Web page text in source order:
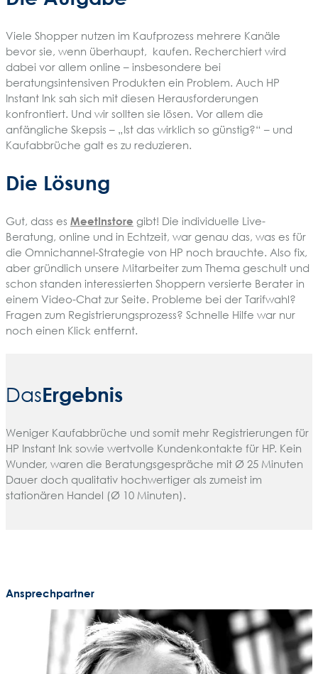
Viele Shopper nutzen im Kaufprozess mehrere Kanäle
bevor sie, wenn überhaupt, kaufen. Recherchiert wird
dabei vor allem online – insbesondere bei
beratungsintensiven Produkten ein Problem. Auch HP
Instant Ink sah sich mit diesen Herausforderungen
konfrontiert. Und wir sollten sie lösen. Vor allem die
anfängliche Skepsis – „Ist das wirklich so günstig?“ – und
Kaufabbrüche galt es zu reduzieren.
Die Lösung
Gut, dass es MeetInstore gibt! Die individuelle Live-
Beratung, online und in Echtzeit, war genau das, was es für
die Omnichannel-Strategie von HP noch brauchte. Also fix,
aber gründlich unsere Mitarbeiter zum Thema geschult und
schon standen interessierten Shoppern versierte Berater in
einem Video-Chat zur Seite. Probleme bei der Tarifwahl?
Fragen zum Registrierungsprozess? Schnelle Hilfe war nur
noch einen Klick entfernt.
DasErgebnis
Weniger Kaufabbrüche und somit mehr Registrierungen für
HP Instant Ink sowie wertvolle Kundenkontakte für HP. Kein
Wunder, waren die Beratungsgespräche mit Ø 25 Minuten
Dauer doch qualitativ hochwertiger als zumeist im
stationären Handel (Ø 10 Minuten).
Ansprechpartner